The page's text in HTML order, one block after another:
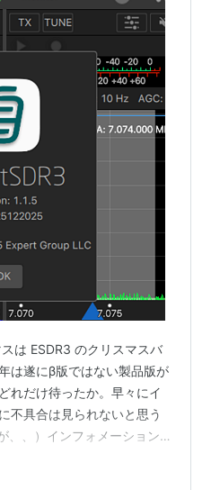
は ESDR3 のクリスマスバ
は遂にβ版ではない製品版が
れだけ待ったか。早々にイ
不具合は見られないと思う
、、）インフォメーション
たらないので、FBでの投稿